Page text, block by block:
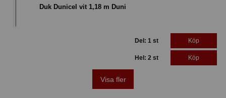
Duk Dunicel vit 1,18 m Duni
Del: 1 st Köp
Hel: 2 st Köp
Visa fler